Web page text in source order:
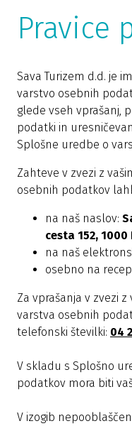
Pravice
Sava Turizem d.d. je
varstvo osebnih
glede vseh vprašanj,
podatki in
Splošne uredbe o
Zahteve v zvezi z
osebnih podatkov
na naš naslov:
cesta 152,
na naš
osebno na
Za vprašanja v zvezi
varstva osebnih
telefonski številki: 04
V skladu s Splošno
podatkov mora biti
V izogib